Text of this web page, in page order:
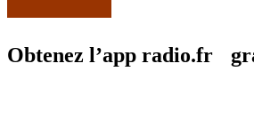
Obtenez l’app radio.fr